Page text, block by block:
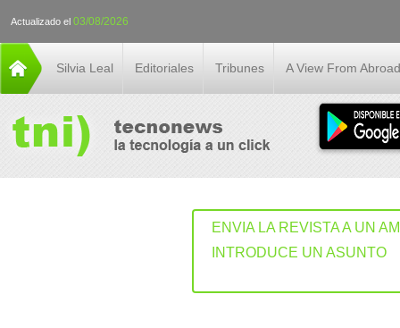
Actualizado el 03/08/2026
Silvia Leal Editoriales Tribunes A View From Abroad
ENVIA LA REVISTA A UN
INTRODUCE UN ASUNTO